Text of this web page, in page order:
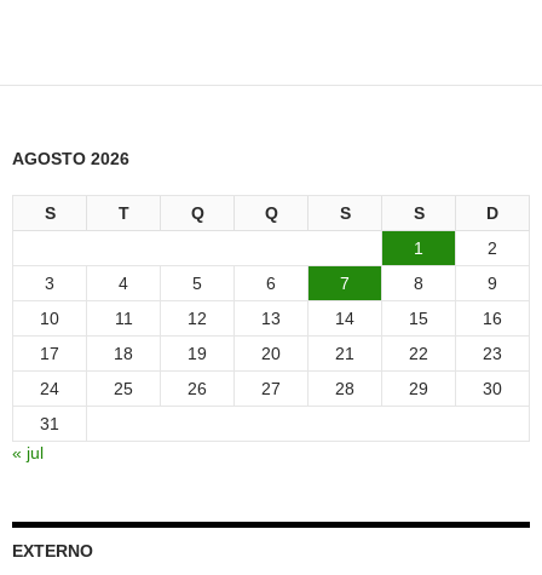
AGOSTO 2026
S T Q Q S S
D
1
2
3
4 5 6 7 8
9
10
11 12 13 14 15
16
17
18 19 20 21 22
23
24
25 26 27 28 29
30
31
« jul
EXTERNO